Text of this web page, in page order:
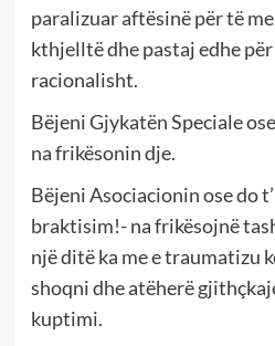
paralizuar aftësinë për të
kthjelltë dhe pastaj edhe
racionalisht.
Bëjeni Gjykatën Speciale
na frikësonin dje.
Bëjeni Asociacionin ose do
braktisim!- na frikësojnë
një ditë ka me e traumatizu
shoqni dhe atëherë
kuptimi.